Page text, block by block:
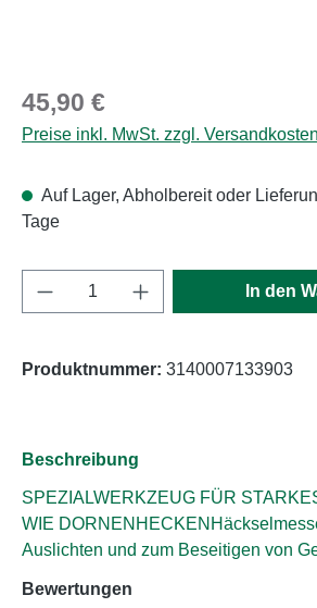
Regulärer Preis:
45,90 €
Preise inkl. MwSt. zzgl. Versandkosten
Auf Lager, Abholbereit oder
Tage
Produkt Anzahl: Gib den
In den
Produktnummer: 3140007133903
Beschreibung
SPEZIALWERKZEUG FÜR
WIE
Auslichten und zum Beseitigen von
Bewertungen